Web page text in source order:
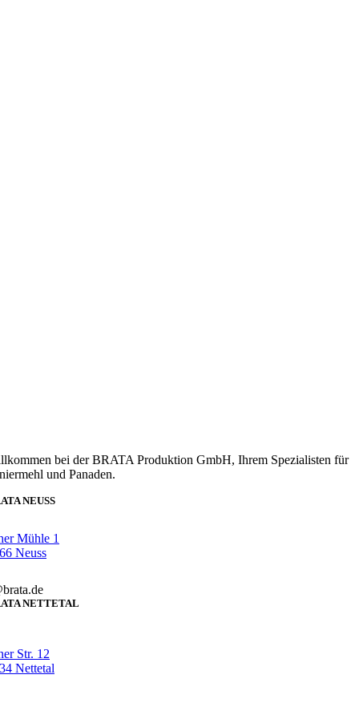
bei der BRATA Produktion GmbH, Ihrem Spezialisten für
und Panaden.
NEUSS
Mühle 1
Neuss
NETTETAL
Str. 12
Nettetal